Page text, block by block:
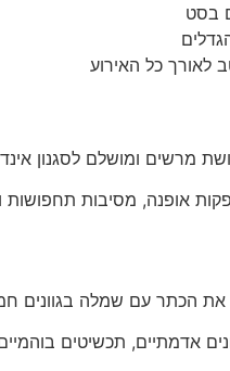
בסט
לאורך כל האירוע
מרשים ומושלם לסגנון
אופנה, מסיבות תחפושות
הכתר עם שמלה בגוונים
אדמתיים, תכשיטים